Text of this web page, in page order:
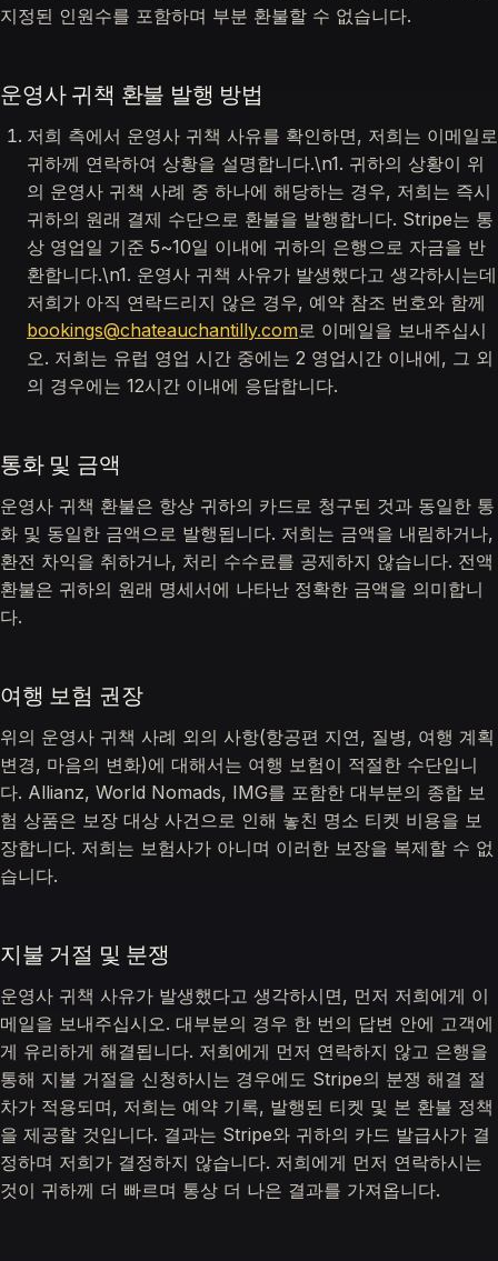
지정된 인원수를 포함하며 부분 환불할 수 없습니다.
운영사 귀책 환불 발행 방법
저희 측에서 운영사 귀책 사유를 확인하면, 저희는 이메일로
귀하께 연락하여 상황을 설명합니다.\n1. 귀하의 상황이 위
의 운영사 귀책 사례 중 하나에 해당하는 경우, 저희는 즉시
귀하의 원래 결제 수단으로 환불을 발행합니다. Stripe는 통
상 영업일 기준 5~10일 이내에 귀하의 은행으로 자금을 반
환합니다.\n1. 운영사 귀책 사유가 발생했다고 생각하시는데
저희가 아직 연락드리지 않은 경우, 예약 참조 번호와 함께
bookings@chateauchantilly.com로 이메일을 보내주십시
오. 저희는 유럽 영업 시간 중에는 2 영업시간 이내에, 그 외
의 경우에는 12시간 이내에 응답합니다.
통화 및 금액
운영사 귀책 환불은 항상 귀하의 카드로 청구된 것과 동일한 통
화 및 동일한 금액으로 발행됩니다. 저희는 금액을 내림하거나,
환전 차익을 취하거나, 처리 수수료를 공제하지 않습니다. 전액
환불은 귀하의 원래 명세서에 나타난 정확한 금액을 의미합니
다.
여행 보험 권장
위의 운영사 귀책 사례 외의 사항(항공편 지연, 질병, 여행 계획
변경, 마음의 변화)에 대해서는 여행 보험이 적절한 수단입니
다. Allianz, World Nomads, IMG를 포함한 대부분의 종합 보
험 상품은 보장 대상 사건으로 인해 놓친 명소 티켓 비용을 보
장합니다. 저희는 보험사가 아니며 이러한 보장을 복제할 수 없
습니다.
지불 거절 및 분쟁
운영사 귀책 사유가 발생했다고 생각하시면, 먼저 저희에게 이
메일을 보내주십시오. 대부분의 경우 한 번의 답변 안에 고객에
게 유리하게 해결됩니다. 저희에게 먼저 연락하지 않고 은행을
통해 지불 거절을 신청하시는 경우에도 Stripe의 분쟁 해결 절
차가 적용되며, 저희는 예약 기록, 발행된 티켓 및 본 환불 정책
을 제공할 것입니다. 결과는 Stripe와 귀하의 카드 발급사가 결
정하며 저희가 결정하지 않습니다. 저희에게 먼저 연락하시는
것이 귀하께 더 빠르며 통상 더 나은 결과를 가져옵니다.